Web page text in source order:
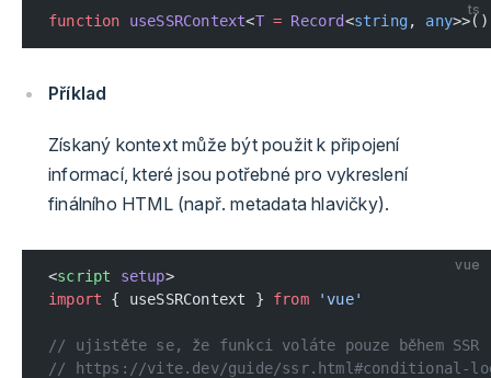
ts
function useSSRContext<T = Record<string, any>>()
Příklad
Získaný kontext může být použit k připojení
informací, které jsou potřebné pro vykreslení
finálního HTML (např. metadata hlavičky).
vue
<script setup>
import { useSSRContext } from 'vue'
// ujistěte se, že funkci voláte pouze během SSR
// https://vite.dev/guide/ssr.html#conditional-